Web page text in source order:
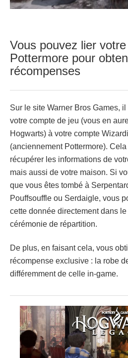
Vous pouvez lier
Pottermore pour
récompenses
Sur le site Warner Bros Games,
votre compte de jeu (vous en
Hogwarts) à votre compte
(anciennement Pottermore).
récupérer les informations de
mais aussi de votre maison. Si
que vous êtes tombé à
Pouffsouffle ou Serdaigle, vous
cette donnée directement dans
cérémonie de répartition.
De plus, en faisant cela, vous
récompense exclusive : la robe
différemment de celle in-game.